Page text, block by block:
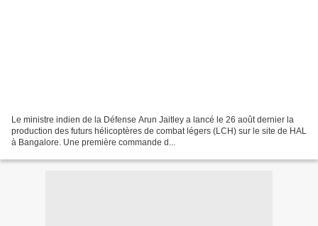
Le ministre indien de la Défense Arun Jaitley a lancé le 26 août dernier la
production des futurs hélicoptères de combat légers (LCH) sur le site de HAL
à Bangalore. Une première commande d...